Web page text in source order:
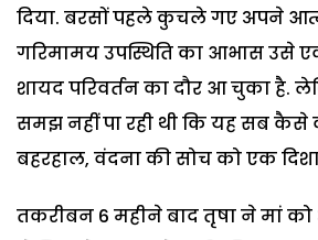
दिया. बरसों पहले कुचले गए अपने
गरिमामय उपस्थिति का आभास उसे
शायद परिवर्तन का दौर आ चुका है.
समझ नहीं पा रही थी कि यह सब कैसे
बहरहाल, वंदना की सोच को एक
तकरीबन 6 महीने बाद तृषा ने मां